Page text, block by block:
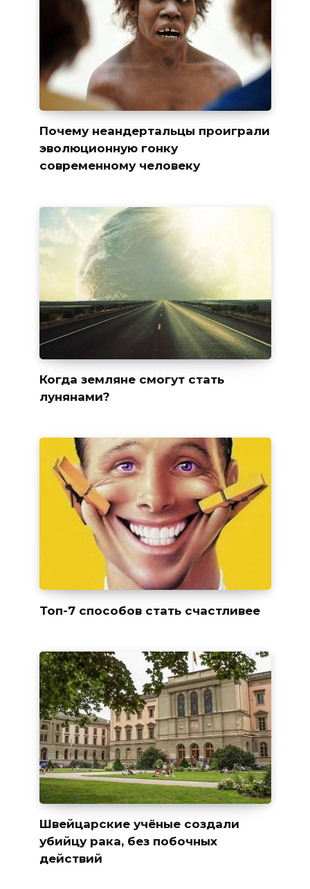
Почему неандертальцы проиграли
эволюционную гонку
современному человеку
Когда земляне смогут стать
лунянами?
Топ-7 способов стать счастливее
Швейцарские учёные создали
убийцу рака, без побочных
действий